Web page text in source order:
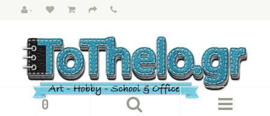
0